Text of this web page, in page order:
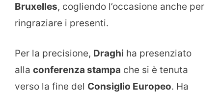
Bruxelles, cogliendo l’occasione anche per
ringraziare i presenti.
Per la precisione, Draghi ha presenziato
alla conferenza stampa che si è tenuta
verso la fine del Consiglio Europeo. Ha